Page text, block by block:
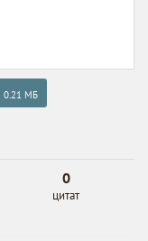
0.21 МБ
0
цитат